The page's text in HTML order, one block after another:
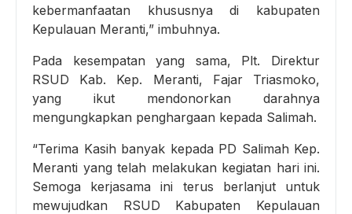
kebermanfaatan khususnya di kabupaten
Kepulauan Meranti,” imbuhnya.
Pada kesempatan yang sama, Plt. Direktur
RSUD Kab. Kep. Meranti, Fajar Triasmoko,
yang ikut mendonorkan darahnya
mengungkapkan penghargaan kepada Salimah.
“Terima Kasih banyak kepada PD Salimah Kep.
Meranti yang telah melakukan kegiatan hari ini.
Semoga kerjasama ini terus berlanjut untuk
mewujudkan RSUD Kabupaten Kepulauan